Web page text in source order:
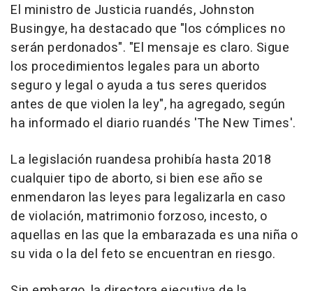
El ministro de Justicia ruandés, Johnston
Busingye, ha destacado que "los cómplices no
serán perdonados". "El mensaje es claro. Sigue
los procedimientos legales para un aborto
seguro y legal o ayuda a tus seres queridos
antes de que violen la ley", ha agregado, según
ha informado el diario ruandés 'The New Times'.
La legislación ruandesa prohibía hasta 2018
cualquier tipo de aborto, si bien ese año se
enmendaron las leyes para legalizarla en caso
de violación, matrimonio forzoso, incesto, o
aquellas en las que la embarazada es una niña o
su vida o la del feto se encuentran en riesgo.